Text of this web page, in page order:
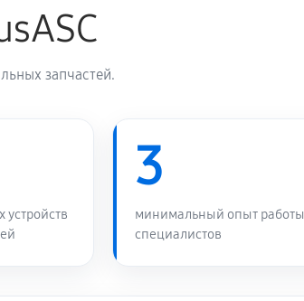
запчастей.
3
минимальный опыт работы
специалистов